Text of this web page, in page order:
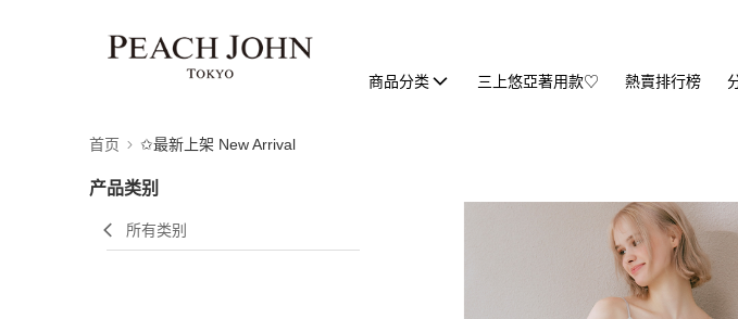
商品分类 三上悠亞著用款♡ 熱賣排行榜
首页 ✩最新上架 New Arrival
产品类别
所有类别